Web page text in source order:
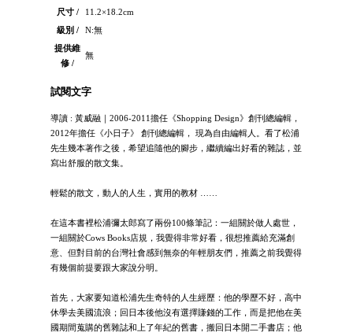
尺寸 /
11.2×18.2cm
級別 /
N:無
提供維
修 /
無
試閱文字
導讀 : 黃威融｜2006-2011擔任《Shopping Design》創刊總編輯，
2012年擔任《小日子》 創刊總編輯， 現為自由編輯人。看了松浦
先生幾本著作之後，希望追隨他的腳步，繼續編出好看的雜誌，並
寫出舒服的散文集。
輕鬆的散文，動人的人生，實用的教材 ……
在這本書裡松浦彌太郎寫了兩份100條筆記：一組關於做人處世，
一組關於Cows Books店規，我覺得非常好看，很想推薦給充滿創
意、但對目前的台灣社會感到無奈的年輕朋友們，推薦之前我覺得
有幾個前提要跟大家說分明。
首先，大家要知道松浦先生奇特的人生經歷：他的學歷不好，高中
休學去美國流浪；回日本後他沒有選擇賺錢的工作，而是把他在美
國期間蒐購的舊雜誌和上了年紀的舊書，搬回日本開二手書店；他